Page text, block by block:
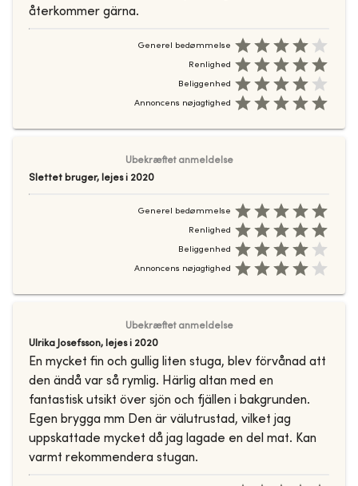
återkommer gärna.
Generel bedømmelse
Renlighed
Beliggenhed
Annoncens nøjagtighed
Ubekræftet anmeldelse
Slettet bruger, lejes i 2020
Generel bedømmelse
Renlighed
Beliggenhed
Annoncens nøjagtighed
Ubekræftet anmeldelse
Ulrika Josefsson, lejes i 2020
En mycket fin och gullig liten stuga, blev förvånad att
den ändå var så rymlig. Härlig altan med en
fantastisk utsikt över sjön och fjällen i bakgrunden.
Egen brygga mm Den är välutrustad, vilket jag
uppskattade mycket då jag lagade en del mat. Kan
varmt rekommendera stugan.